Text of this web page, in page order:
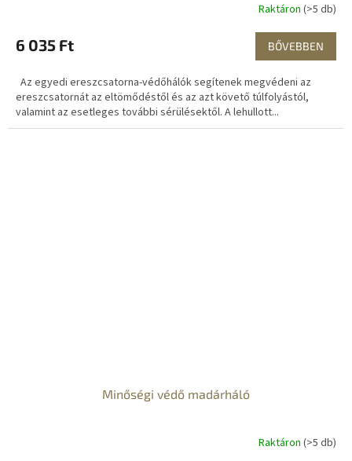
Raktáron (>5 db)
6 035 Ft BŐVEBBEN
Az egyedi ereszcsatorna-védőhálók segítenek megvédeni az
ereszcsatornát az eltömődéstől és az azt követő túlfolyástól,
valamint az esetleges további sérülésektől. A lehullott...
Minőségi védő madárháló
Raktáron (>5 db)